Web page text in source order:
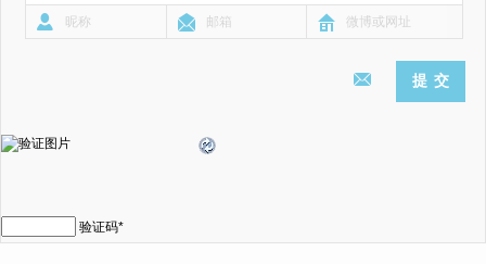
验证码*